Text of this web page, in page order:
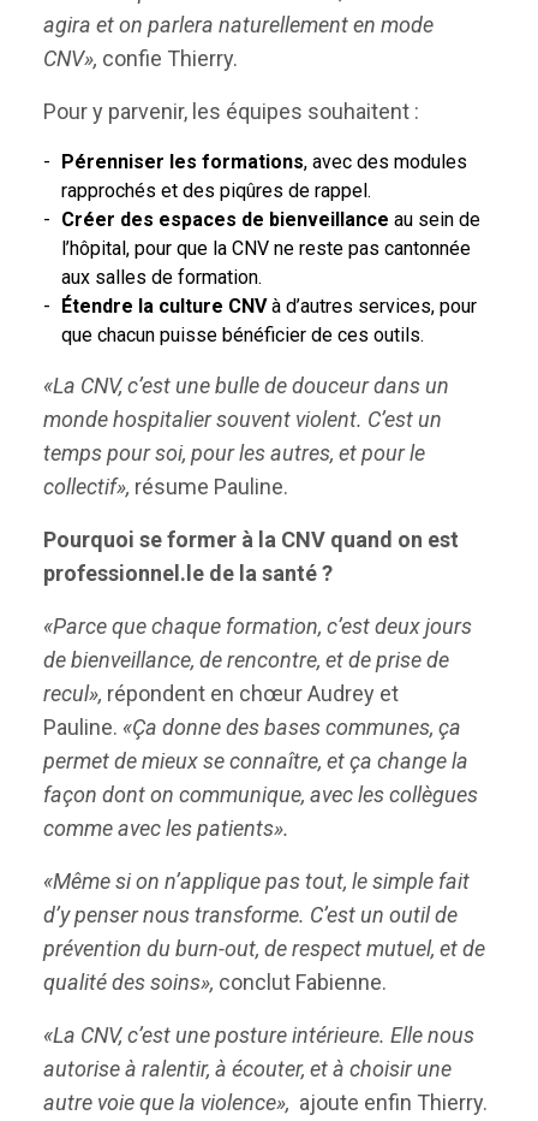
agira et on parlera naturellement en mode
CNV», confie Thierry.
Pour y parvenir, les équipes souhaitent :
Pérenniser les formations, avec des modules
rapprochés et des piqûres de rappel.
Créer des espaces de bienveillance au sein de
l’hôpital, pour que la CNV ne reste pas cantonnée
aux salles de formation.
Étendre la culture CNVà d’autres services, pour
que chacun puisse bénéficier de ces outils.
«La CNV, c’est une bulle de douceur dans un
monde hospitalier souvent violent. C’est un
temps pour soi, pour les autres, et pour le
collectif», résume Pauline.
Pourquoi se former à la CNV quand on est
professionnel.le de la santé ?
«Parce que chaque formation, c’est deux jours
de bienveillance, de rencontre, et de prise de
recul», répondent en chœur Audrey et
Pauline. «Ça donne des bases communes, ça
permet de mieux se connaître, et ça change la
façon dont on communique, avec les collègues
comme avec les patients».
«Même si on n’applique pas tout, le simple fait
d’y penser nous transforme. C’est un outil de
prévention du burn-out, de respect mutuel, et de
qualité des soins», conclut Fabienne.
«La CNV, c’est une posture intérieure. Elle nous
autorise à ralentir, à écouter, et à choisir une
autre voie que la violence», ajoute enfin Thierry.